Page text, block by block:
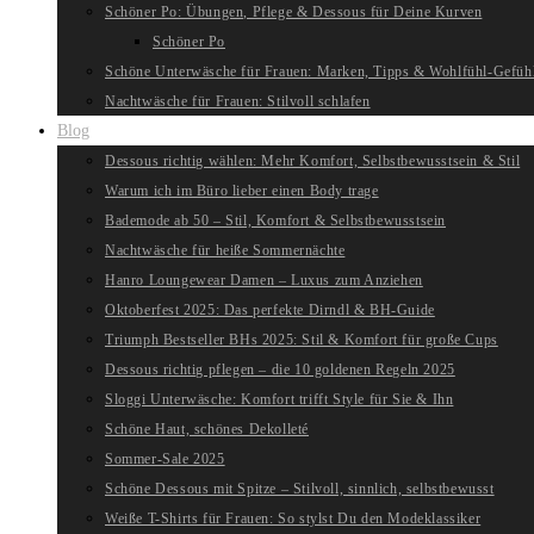
Schöner Po: Übungen, Pflege & Dessous für Deine Kurven
Schöner Po
Schöne Unterwäsche für Frauen: Marken, Tipps & Wohlfühl-
Nachtwäsche für Frauen: Stilvoll schlafen
Blog
Dessous richtig wählen: Mehr Komfort, Selbstbewusstsein & Stil
Warum ich im Büro lieber einen Body trage
Bademode ab 50 – Stil, Komfort & Selbstbewusstsein
Nachtwäsche für heiße Sommernächte
Hanro Loungewear Damen – Luxus zum Anziehen
Oktoberfest 2025: Das perfekte Dirndl & BH-Guide
Triumph Bestseller BHs 2025: Stil & Komfort für große Cups
Dessous richtig pflegen – die 10 goldenen Regeln 2025
Sloggi Unterwäsche: Komfort trifft Style für Sie & Ihn
Schöne Haut, schönes Dekolleté
Sommer-Sale 2025
Schöne Dessous mit Spitze – Stilvoll, sinnlich, selbstbewusst
Weiße T-Shirts für Frauen: So stylst Du den Modeklassiker